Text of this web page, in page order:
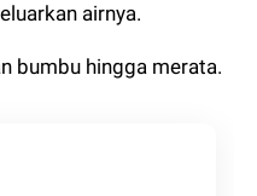
airnya.
bumbu hingga merata.